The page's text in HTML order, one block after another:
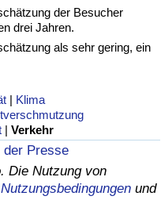
der Besucher
drei Jahren.
als sehr gering, ein
| Klima
|Verkehr
der Presse
Die Nutzung von
Nutzungsbedingungen und